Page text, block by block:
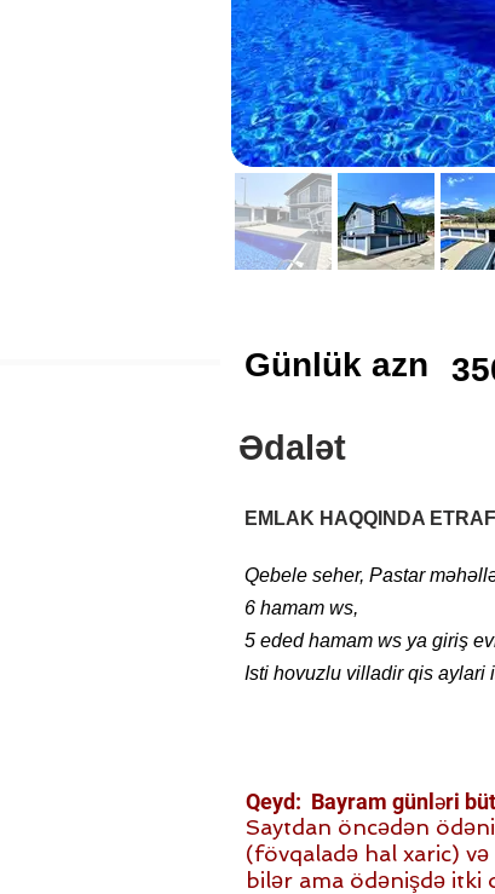
Günlük azn
Ədalət
EMLAK HAQQINDA
Qebele seher, Pastar
6 hamam ws,
5 eded hamam ws ya giriş
Isti hovuzlu villadir qis aylari
Qeyd: Bayram günləri
Saytdan öncədən
(fövqaladə hal xaric) və
bilər ama ödənişdə itki